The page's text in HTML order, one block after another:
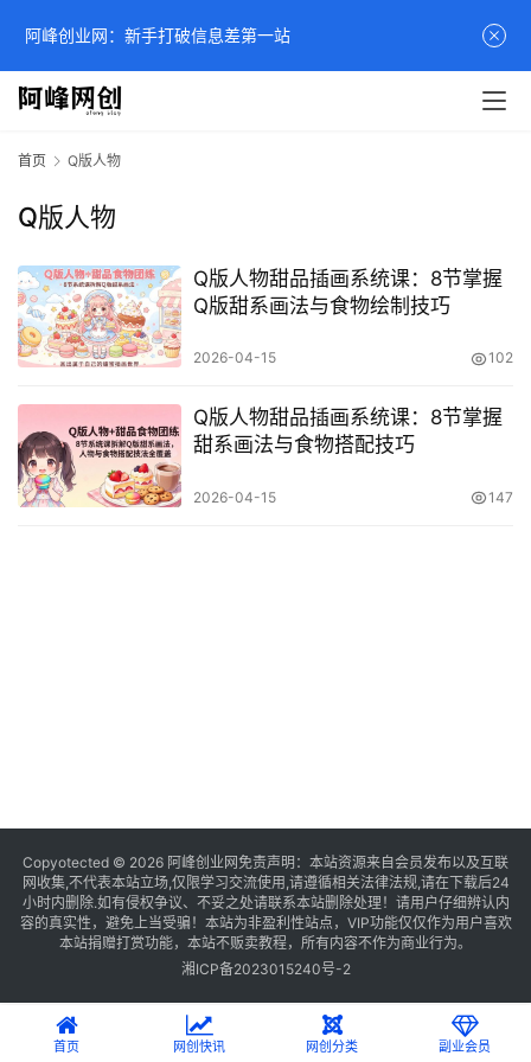
首页 Q版人物
Q版人物
Q版人物甜品插画系统课：8节掌握
Q版甜系画法与食物绘制技巧
2026-04-15 102
Q版人物甜品插画系统课：8节掌握
甜系画法与食物搭配技巧
2026-04-15 147
Copyotected © 2026 阿峰创业网 免责声明：本站资源来自会员发布以及互联
网收集,不代表本站立场,仅限学习交流使用,请遵循相关法律法规,请在下载后24
小时内删除.如有侵权争议、不妥之处请联系本站删除处理！请用户仔细辨认内
容的真实性，避免上当受骗！本站为非盈利性站点，VIP功能仅仅作为用户喜欢
本站捐赠打赏功能，本站不贩卖教程，所有内容不作为商业行为。
湘ICP备2023015240号-2
首页 网创快讯 网创分类 副业会员
阿峰创业网：新手打破信息差第一站